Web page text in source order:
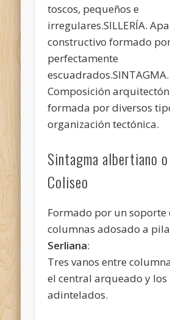
toscos, pequeños e
irregulares.SILLERÍA.
constructivo formado
perfectamente
escuadrados.SINTAGMA.
Composición
formada por diversos
organización tectónica.
Sintagma albertiano
Coliseo
Formado por un soporte
columnas adosado a
Serliana:
Tres vanos entre
el central arqueado y los
adintelados.